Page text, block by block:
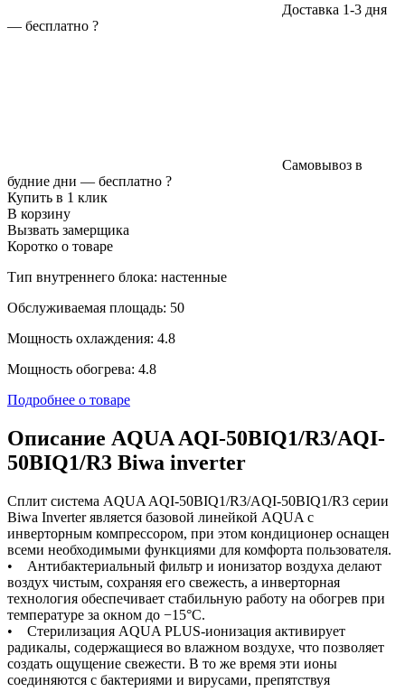
Доставка 1-3 дня
— бесплатно ?
Самовывоз в
будние дни — бесплатно ?
Купить в 1 клик
В корзину
Вызвать замерщика
Коротко о товаре
Тип внутреннего блока: настенные
Обслуживаемая площадь: 50
Мощность охлаждения: 4.8
Мощность обогрева: 4.8
Подробнее о товаре
Описание AQUA AQI-50BIQ1/R3/AQI-
50BIQ1/R3 Biwa inverter
Сплит система AQUA AQI-50BIQ1/R3/AQI-50BIQ1/R3 серии
Biwa Inverter является базовой линейкой AQUA с
инверторным компрессором, при этом кондиционер оснащен
всеми необходимыми функциями для комфорта пользователя.
• Антибактериальный фильтр и ионизатор воздуха делают
воздух чистым, сохраняя его свежесть, а инверторная
технология обеспечивает стабильную работу на обогрев при
температуре за окном до −15°С.
• Стерилизация AQUA PLUS-ионизация активирует
радикалы, содержащиеся во влажном воздухе, что позволяет
создать ощущение свежести. В то же время эти ионы
соединяются с бактериями и вирусами, препятствуя